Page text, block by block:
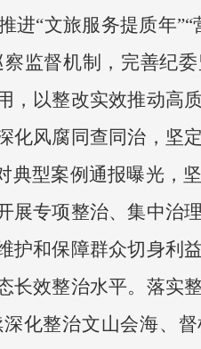
“文旅服务提质年
监督机制，完善纪
，以整改实效推动高
风腐同查同治，坚
典型案例通报曝光，
专项整治、集中治
护和保障群众切身利
长效整治水平。落实
化整治文山会海、